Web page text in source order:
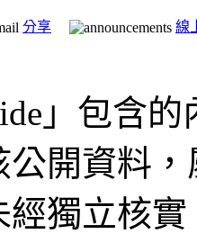
分享 線
」包含
公開資料
經獨立核